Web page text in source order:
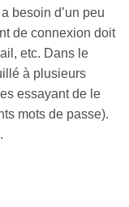
besoin d’un peu
de connexion doit
etc. Dans le
à plusieurs
essayant de le
mots de passe).